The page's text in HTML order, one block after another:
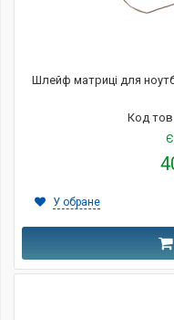
Шлейф матриці для
Код
У обране